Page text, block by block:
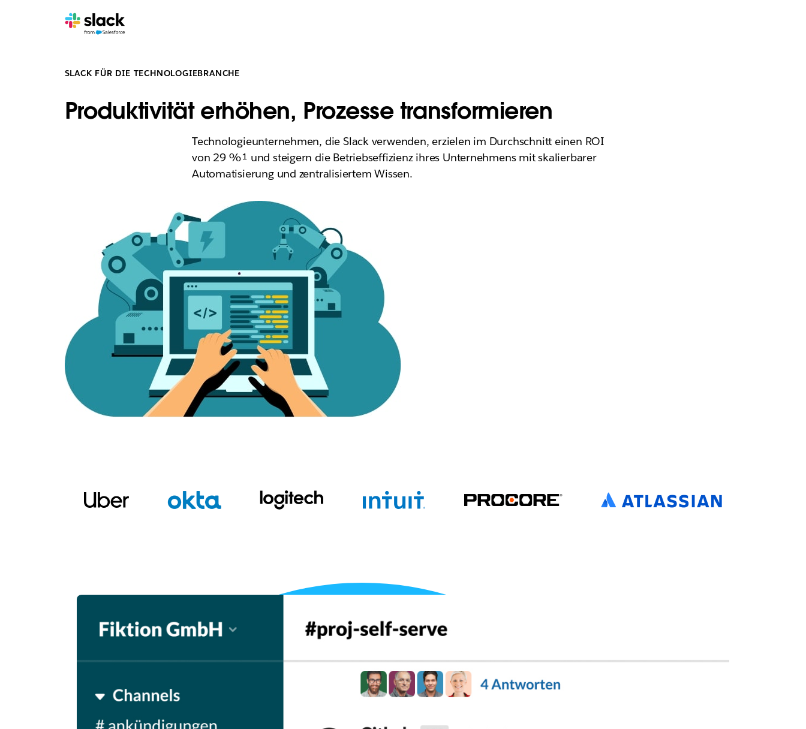
SLACK FÜR DIE TECHNOLOGIEBRANCHE
Produktivität erhöhen, Prozesse transformieren
Technologieunternehmen, die Slack verwenden, erzielen im Durchschnitt einen ROI
von 29 %¹ und steigern die Betriebseffizienz ihres Unternehmens mit skalierbarer
Automatisierung und zentralisiertem Wissen.